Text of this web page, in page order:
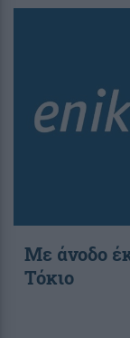
Με άνοδο
Τόκιο